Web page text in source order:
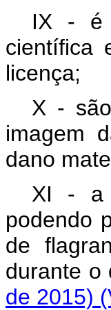
IX - é
científica
licença;
X -
imagem
dano
XI - a
podendo
de
durante
de 2015)